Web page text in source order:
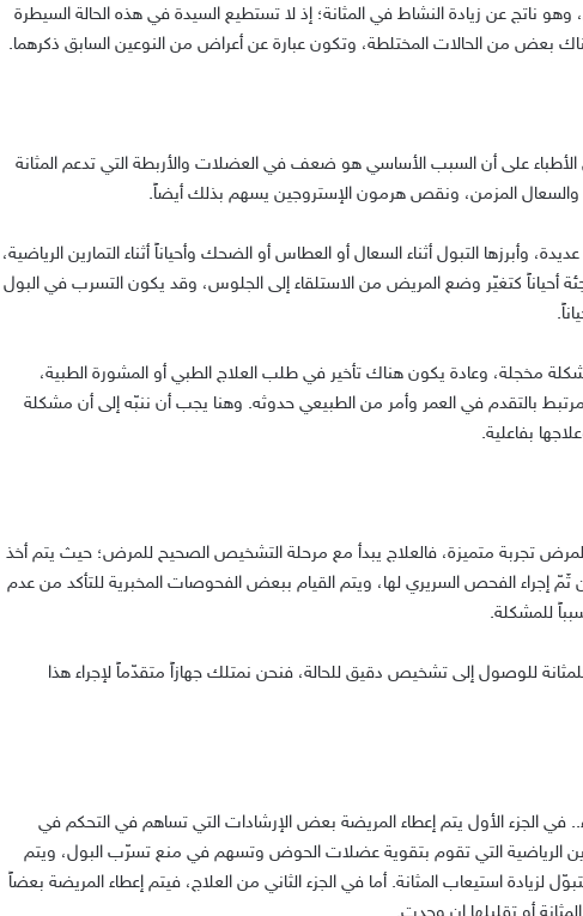
وهو ناتج عن زيادة النشاط في المثانة؛ إذ لا تستطيع السيدة في هذه الحالة السيطرة
بعض من الحالات المختلطة، وتكون عبارة عن أعراض من النوعين السابق ذكرهما.
على أن السبب الأساسي هو ضعف في العضلات والأربطة التي تدعم المثانة
والسعال المزمن، ونقص هرمون الإستروجين يسهم بذلك أيضاً.
وأبرزها التبول أثناء السعال أو العطاس أو الضحك وأحياناً أثناء التمارين الرياضية،
أحياناً كتغيّر وضع المريض من الاستلقاء إلى الجلوس، وقد يكون التسرب في البول
مخجلة، وعادة يكون هناك تأخير في طلب العلاج الطبي أو المشورة الطبية،
بالتقدم في العمر وأمر من الطبيعي حدوثه. وهنا يجب أن ننبّه إلى أن مشكلة
بفاعلية.
تجربة متميزة، فالعلاج يبدأ مع مرحلة التشخيص الصحيح للمرض؛ حيث يتم أخذ
ثَمّ إجراء الفحص السريري لها، ويتم القيام ببعض الفحوصات المخبرية للتأكد من عدم
للمشكلة.
للوصول إلى تشخيص دقيق للحالة، فنحن نمتلك جهازاً متقدّماً لإجراء هذا
في الجزء الأول يتم إعطاء المريضة بعض الإرشادات التي تساهم في التحكم في
الرياضية التي تقوم بتقوية عضلات الحوض وتسهم في منع تسرّب البول، ويتم
لزيادة استيعاب المثانة. أما في الجزء الثاني من العلاج، فيتم إعطاء المريضة بعضاً